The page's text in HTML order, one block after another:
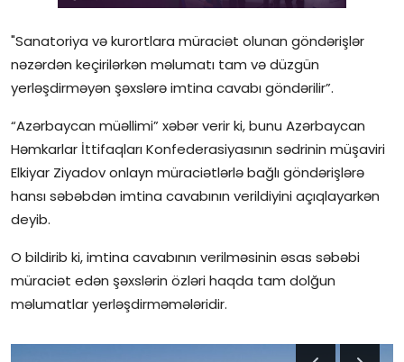
Pedaqogika
Qəzetin PDF arxivi
İctimai şura
"Sanatoriya və kurortlara müraciət olunan göndərişlər
nəzərdən keçirilərkən məlumatı tam və düzgün
yerləşdirməyən şəxslərə imtina cavabı göndərilir”.
“Azərbaycan müəllimi” xəbər verir ki, bunu Azərbaycan
Həmkarlar İttifaqları Konfederasiyasının sədrinin müşaviri
Elkiyar Ziyadov onlayn müraciətlərlə bağlı göndərişlərə
hansı səbəbdən imtina cavabının verildiyini açıqlayarkən
deyib.
O bildirib ki, imtina cavabının verilməsinin əsas səbəbi
müraciət edən şəxslərin özləri haqda tam dolğun
məlumatlar yerləşdirməmələridir.